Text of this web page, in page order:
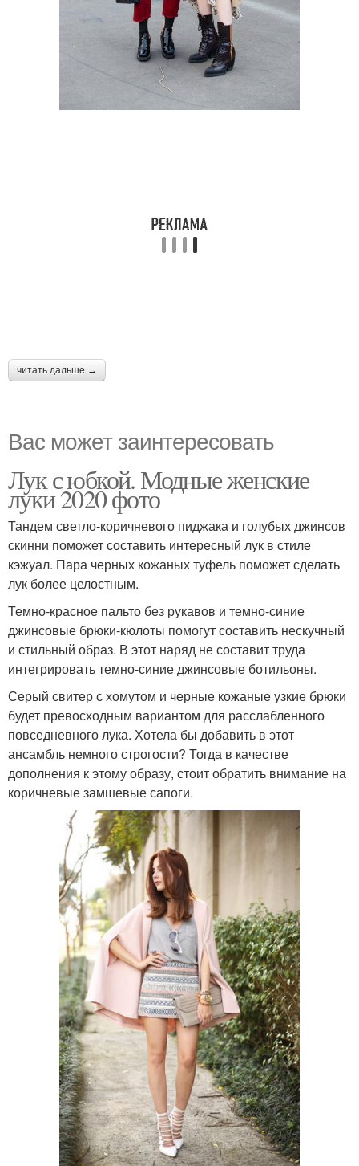
читать дальше →
Вас может заинтересовать
Лук с юбкой. Модные женские
луки 2020 фото
Тандем светло-коричневого пиджака и голубых джинсов
скинни поможет составить интересный лук в стиле
кэжуал. Пара черных кожаных туфель поможет сделать
лук более целостным.
Темно-красное пальто без рукавов и темно-синие
джинсовые брюки-кюлоты помогут составить нескучный
и стильный образ. В этот наряд не составит труда
интегрировать темно-синие джинсовые ботильоны.
Серый свитер с хомутом и черные кожаные узкие брюки
будет превосходным вариантом для расслабленного
повседневного лука. Хотела бы добавить в этот
ансамбль немного строгости? Тогда в качестве
дополнения к этому образу, стоит обратить внимание на
коричневые замшевые сапоги.